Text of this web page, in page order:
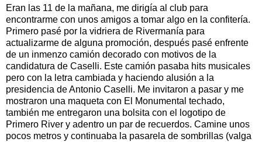
Eran las 11 de la mañana, me dirigía al club para
encontrarme con unos amigos a tomar algo en la confitería.
Primero pasé por la vidriera de Rivermanía para
actualizarme de alguna promoción, después pasé enfrente
de un inmenzo camión decorado con motivos de la
candidatura de Caselli. Este camión pasaba hits musicales
pero con la letra cambiada y haciendo alusión a la
presidencia de Antonio Caselli. Me invitaron a pasar y me
mostraron una maqueta con El Monumental techado,
también me entregaron una bolsita con el logotipo de
Primero River y adentro un par de recuerdos. Camine unos
pocos metros y continuaba la pasarela de sombrillas (valga